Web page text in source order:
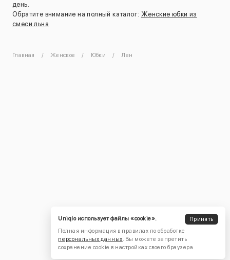
день.
Обратите внимание на полный каталог: Женские юбки из
смеси льна
Главная Женское Юбки Лен
Uniqlo использует файлы «cookie».
Принять
Полная информация в правилах по обработке
персональных данных. Вы можете запретить
сохранение cookie в настройках своего браузера